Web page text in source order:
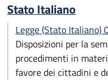
Stato Italiano
Legge (Stato
Disposizioni per la
procedimenti in
favore dei cittadini e